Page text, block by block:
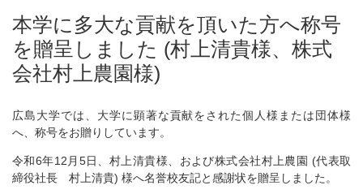
本学に多大な貢献を頂いた方へ称号
を贈呈しました (村上清貴様、株式
会社村上農園様)
広島大学では、大学に顕著な貢献をされた個人様または団体様
へ、称号をお贈りしています。
令和6年12月5日、村上清貴様、および株式会社村上農園 (代表取
締役社長 村上清貴) 様へ名誉校友記と感謝状を贈呈しました。